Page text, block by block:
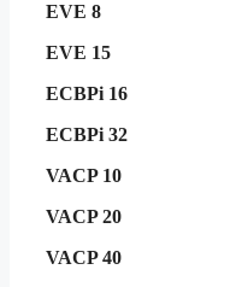
EVE 8
EVE 15
ECBPi 16
ECBPi 32
VACP 10
VACP 20
VACP 40